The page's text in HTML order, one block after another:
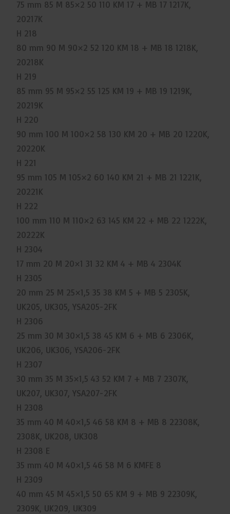
75 mm 85 M 85×2 50 110 KM 17 + MB 17 1217K,
20217K
H 218
80 mm 90 M 90×2 52 120 KM 18 + MB 18 1218K,
20218K
H 219
85 mm 95 M 95×2 55 125 KM 19 + MB 19 1219K,
20219K
H 220
90 mm 100 M 100×2 58 130 KM 20 + MB 20 1220K,
20220K
H 221
95 mm 105 M 105×2 60 140 KM 21 + MB 21 1221K,
20221K
H 222
100 mm 110 M 110×2 63 145 KM 22 + MB 22 1222K,
20222K
H 2304
17 mm 20 M 20×1 31 32 KM 4 + MB 4 2304K
H 2305
20 mm 25 M 25×1,5 35 38 KM 5 + MB 5 2305K,
UK205, UK305, YSA205-2FK
H 2306
25 mm 30 M 30×1,5 38 45 KM 6 + MB 6 2306K,
UK206, UK306, YSA206-2FK
H 2307
30 mm 35 M 35×1,5 43 52 KM 7 + MB 7 2307K,
UK207, UK307, YSA207-2FK
H 2308
35 mm 40 M 40×1,5 46 58 KM 8 + MB 8 22308K,
2308K, UK208, UK308
H 2308 E
35 mm 40 M 40×1,5 46 58 M 6 KMFE 8
H 2309
40 mm 45 M 45×1,5 50 65 KM 9 + MB 9 22309K,
2309K, UK209, UK309